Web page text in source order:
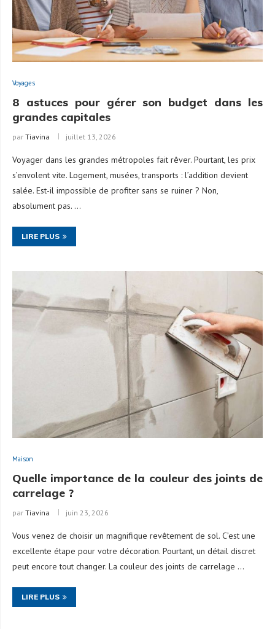
Voyages
8 astuces pour gérer son budget dans les
grandes capitales
par Tiavina juillet 13, 2026
Voyager dans les grandes métropoles fait rêver. Pourtant, les prix
s’envolent vite. Logement, musées, transports : l’addition devient
salée. Est-il impossible de profiter sans se ruiner ? Non,
absolument pas. …
LIRE PLUS
Maison
Quelle importance de la couleur des joints de
carrelage ?
par Tiavina juin 23, 2026
Vous venez de choisir un magnifique revêtement de sol. C’est une
excellente étape pour votre décoration. Pourtant, un détail discret
peut encore tout changer. La couleur des joints de carrelage …
LIRE PLUS